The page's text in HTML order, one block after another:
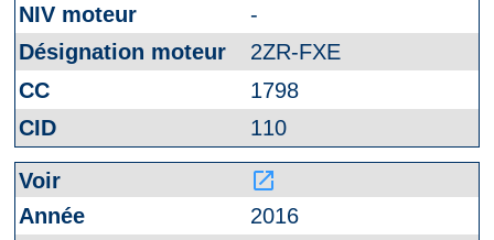
-
2ZR-FXE
1798
110
launch
2016